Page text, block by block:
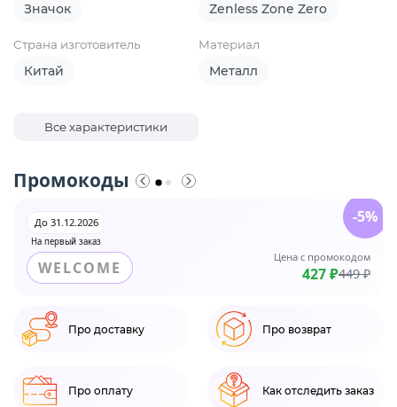
Значок Zenless Zone Zero
Страна изготовитель
Китай
Материал
Металл
Все характеристики
Промокоды
На первый заказ
До 31.12.2026
WELCOME
Цена с промокодом
427 ₽449 ₽
-5%
Про доставку Про возврат
Про оплату Как отследить заказ